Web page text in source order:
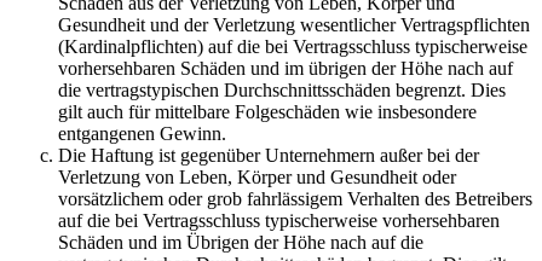
Gesundheit und der Verletzung wesentlicher Vertragspflichten
(Kardinalpflichten) auf die bei Vertragsschluss typischerweise
vorhersehbaren Schäden und im übrigen der Höhe nach auf
die vertragstypischen Durchschnittsschäden begrenzt. Dies
gilt auch für mittelbare Folgeschäden wie insbesondere
entgangenen Gewinn.
Die Haftung ist gegenüber Unternehmern außer bei der
Verletzung von Leben, Körper und Gesundheit oder
vorsätzlichem oder grob fahrlässigem Verhalten des Betreibers
auf die bei Vertragsschluss typischerweise vorhersehbaren
Schäden und im Übrigen der Höhe nach auf die